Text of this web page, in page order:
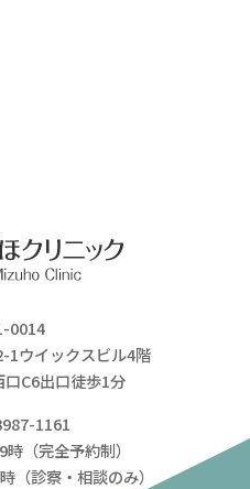
0014
1ウイックスビル4階
C6出口徒歩1分
1161
（完全予約制）
（診察・相談のみ）